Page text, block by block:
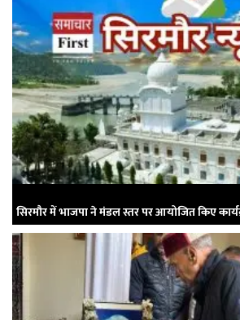
सिरमौर में भाजपा ने मंडल स्तर पर आयोजित किए